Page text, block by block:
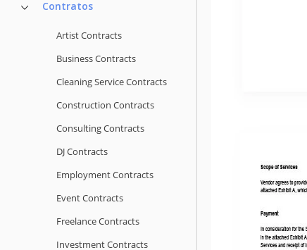
Contratos
Artist Contracts
Business Contracts
Cleaning Service Contracts
Construction Contracts
Consulting Contracts
DJ Contracts
Employment Contracts
Event Contracts
Freelance Contracts
Investment Contracts